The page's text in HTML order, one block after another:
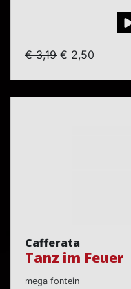
€ 3,19 € 2,50
Cafferata
Tanz im Feuer
mega fontein